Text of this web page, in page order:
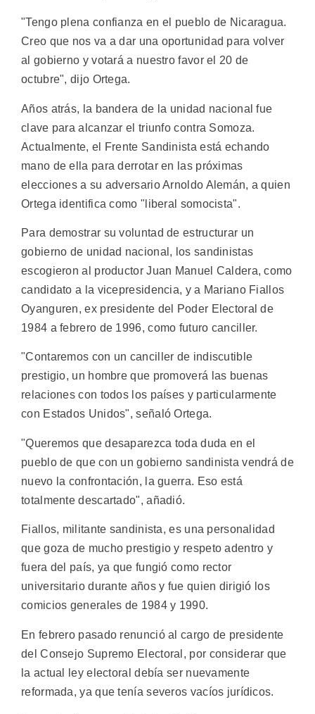
"Tengo plena confianza en el pueblo de Nicaragua.
Creo que nos va a dar una oportunidad para volver
al gobierno y votará a nuestro favor el 20 de
octubre", dijo Ortega.
Años atrás, la bandera de la unidad nacional fue
clave para alcanzar el triunfo contra Somoza.
Actualmente, el Frente Sandinista está echando
mano de ella para derrotar en las próximas
elecciones a su adversario Arnoldo Alemán, a quien
Ortega identifica como "liberal somocista".
Para demostrar su voluntad de estructurar un
gobierno de unidad nacional, los sandinistas
escogieron al productor Juan Manuel Caldera, como
candidato a la vicepresidencia, y a Mariano Fiallos
Oyanguren, ex presidente del Poder Electoral de
1984 a febrero de 1996, como futuro canciller.
"Contaremos con un canciller de indiscutible
prestigio, un hombre que promoverá las buenas
relaciones con todos los países y particularmente
con Estados Unidos", señaló Ortega.
"Queremos que desaparezca toda duda en el
pueblo de que con un gobierno sandinista vendrá de
nuevo la confrontación, la guerra. Eso está
totalmente descartado", añadió.
Fiallos, militante sandinista, es una personalidad
que goza de mucho prestigio y respeto adentro y
fuera del país, ya que fungió como rector
universitario durante años y fue quien dirigió los
comicios generales de 1984 y 1990.
En febrero pasado renunció al cargo de presidente
del Consejo Supremo Electoral, por considerar que
la actual ley electoral debía ser nuevamente
reformada, ya que tenía severos vacíos jurídicos.